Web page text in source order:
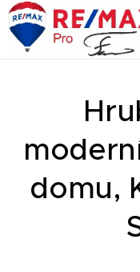
domu,